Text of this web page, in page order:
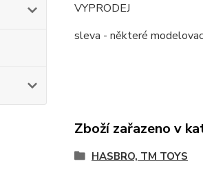
VYPRODEJ
sleva - některé
Zboží zařazeno v
HASBRO, TM TOYS